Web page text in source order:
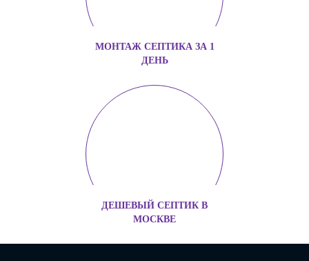
МОНТАЖ СЕПТИКА ЗА 1
ДЕНЬ
ДЕШЕВЫЙ СЕПТИК В
МОСКВЕ